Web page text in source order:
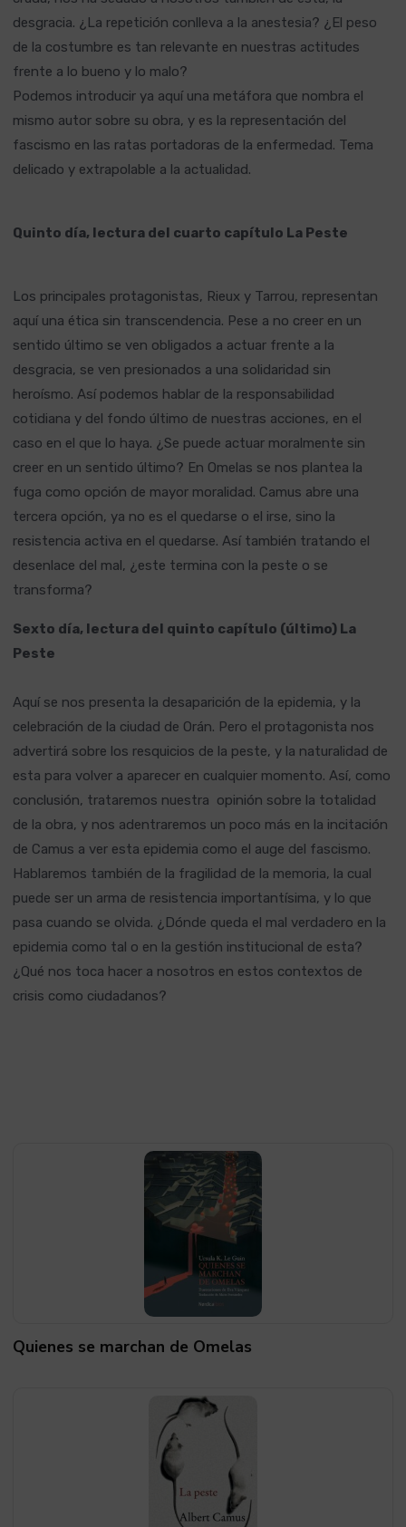
desgracia. ¿La repetición conlleva a la anestesia? ¿El peso
de la costumbre es tan relevante en nuestras actitudes
frente a lo bueno y lo malo?
Podemos introducir ya aquí una metáfora que nombra el
mismo autor sobre su obra, y es la representación del
fascismo en las ratas portadoras de la enfermedad. Tema
delicado y extrapolable a la actualidad.
Quinto día, lectura del cuarto capítulo La Peste
Los principales protagonistas, Rieux y Tarrou, representan
aquí una ética sin transcendencia. Pese a no creer en un
sentido último se ven obligados a actuar frente a la
desgracia, se ven presionados a una solidaridad sin
heroísmo. Así podemos hablar de la responsabilidad
cotidiana y del fondo último de nuestras acciones, en el
caso en el que lo haya. ¿Se puede actuar moralmente sin
creer en un sentido último? En Omelas se nos plantea la
fuga como opción de mayor moralidad. Camus abre una
tercera opción, ya no es el quedarse o el irse, sino la
resistencia activa en el quedarse. Así también tratando el
desenlace del mal, ¿este termina con la peste o se
transforma?
Sexto día, lectura del quinto capítulo (último) La
Peste
Aquí se nos presenta la desaparición de la epidemia, y la
celebración de la ciudad de Orán. Pero el protagonista nos
advertirá sobre los resquicios de la peste, y la naturalidad de
esta para volver a aparecer en cualquier momento. Así, como
conclusión, trataremos nuestra opinión sobre la totalidad
de la obra, y nos adentraremos un poco más en la incitación
de Camus a ver esta epidemia como el auge del fascismo.
Hablaremos también de la fragilidad de la memoria, la cual
puede ser un arma de resistencia importantísima, y lo que
pasa cuando se olvida. ¿Dónde queda el mal verdadero en la
epidemia como tal o en la gestión institucional de esta?
¿Qué nos toca hacer a nosotros en estos contextos de
crisis como ciudadanos?
Quienes se marchan de Omelas